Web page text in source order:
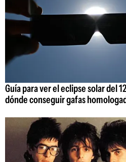
Guía para ver el eclipse solar del
dónde conseguir gafas